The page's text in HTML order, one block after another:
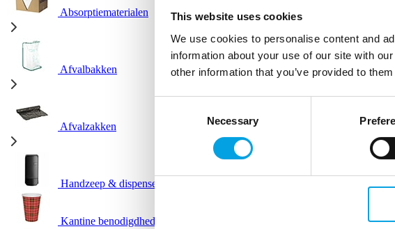
This website uses cookies
We use cookies to personalise content and
information about your use of our site with
other information that you’ve provided to
Necessary
Absorptiematerialen
Afvalbakken
Afvalzakken
Handzeep & dispensers
Kantine benodigdheden